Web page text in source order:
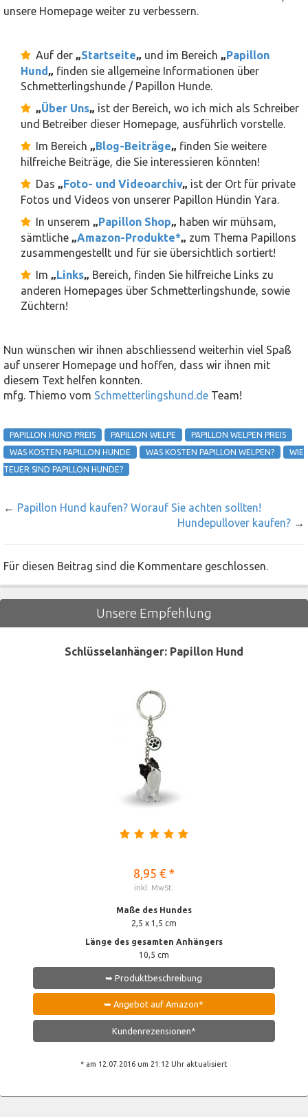
unsere Homepage weiter zu verbessern.
Auf der „Startseite„ und im Bereich „Papillon
Hund„ finden sie allgemeine Informationen über
Schmetterlingshunde / Papillon Hunde.
„Über Uns„ ist der Bereich, wo ich mich als Schreiber
und Betreiber dieser Homepage, ausführlich vorstelle.
Im Bereich „Blog-Beiträge„ finden Sie weitere
hilfreiche Beiträge, die Sie interessieren könnten!
Das „Foto- und Videoarchiv„ ist der Ort für private
Fotos und Videos von unserer Papillon Hündin Yara.
In unserem „Papillon Shop„ haben wir mühsam,
sämtliche „Amazon-Produkte*„ zum Thema Papillons
zusammengestellt und für sie übersichtlich sortiert!
Im „Links„ Bereich, finden Sie hilfreiche Links zu
anderen Homepages über Schmetterlingshunde, sowie
Züchtern!
Nun wünschen wir ihnen abschliessend weiterhin viel Spaß
auf unserer Homepage und hoffen, dass wir ihnen mit
diesem Text helfen konnten.
mfg. Thiemo vom Schmetterlingshund.de Team!
PAPILLON HUND PREIS PAPILLON WELPE
PAPILLON WELPEN PREIS
WAS KOSTEN PAPILLON HUNDE
WAS KOSTEN PAPILLON WELPEN?
WIE
TEUER SIND PAPILLON HUNDE?
← Papillon Hund kaufen? Worauf Sie achten sollten!
Hundepullover kaufen? →
Für diesen Beitrag sind die Kommentare geschlossen.
Unsere Empfehlung
Schlüsselanhänger: Papillon Hund
8,95 € *
inkl. MwSt.
Maße des Hundes
2,5 x 1,5 cm
Länge des gesamten Anhängers
10,5 cm
➥ Produktbeschreibung
➥ Angebot auf Amazon*
Kundenrezensionen*
* am 12.07.2016 um 21:12 Uhr aktualisiert